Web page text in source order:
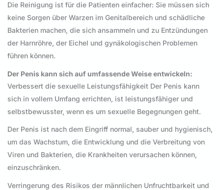
Die Reinigung ist für die Patienten einfacher: Sie müssen sich
keine Sorgen über Warzen im Genitalbereich und schädliche
Bakterien machen, die sich ansammeln und zu Entzündungen
der Harnröhre, der Eichel und gynäkologischen Problemen
führen können.
Der Penis kann sich auf umfassende Weise entwickeln:
Verbessert die sexuelle Leistungsfähigkeit Der Penis kann
sich in vollem Umfang errichten, ist leistungsfähiger und
selbstbewusster, wenn es um sexuelle Begegnungen geht.
Der Penis ist nach dem Eingriff normal, sauber und hygienisch,
um das Wachstum, die Entwicklung und die Verbreitung von
Viren und Bakterien, die Krankheiten verursachen können,
einzuschränken.
Verringerung des Risikos der männlichen Unfruchtbarkeit und